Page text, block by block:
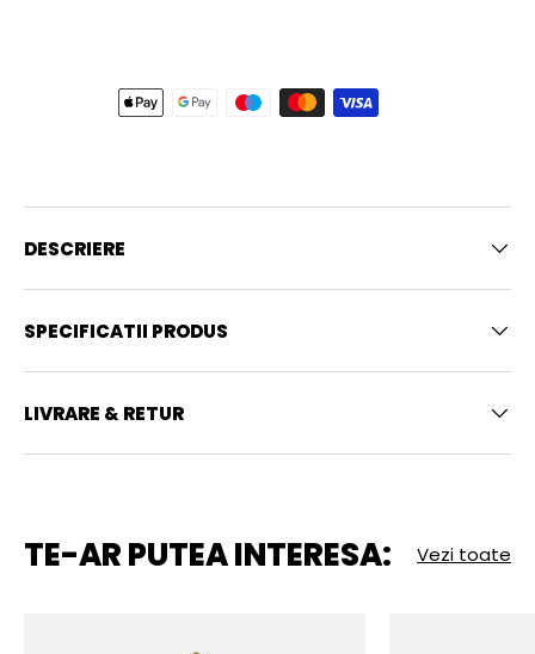
DESCRIERE
SPECIFICATII PRODUS
LIVRARE & RETUR
TE-AR PUTEA INTERESA: Vezi toate